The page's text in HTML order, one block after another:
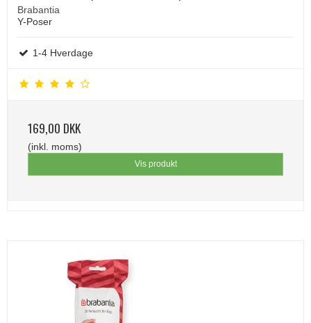
Brabantia
Y-Poser
1-4 Hverdage
169,00 DKK
(inkl. moms)
Vis produkt